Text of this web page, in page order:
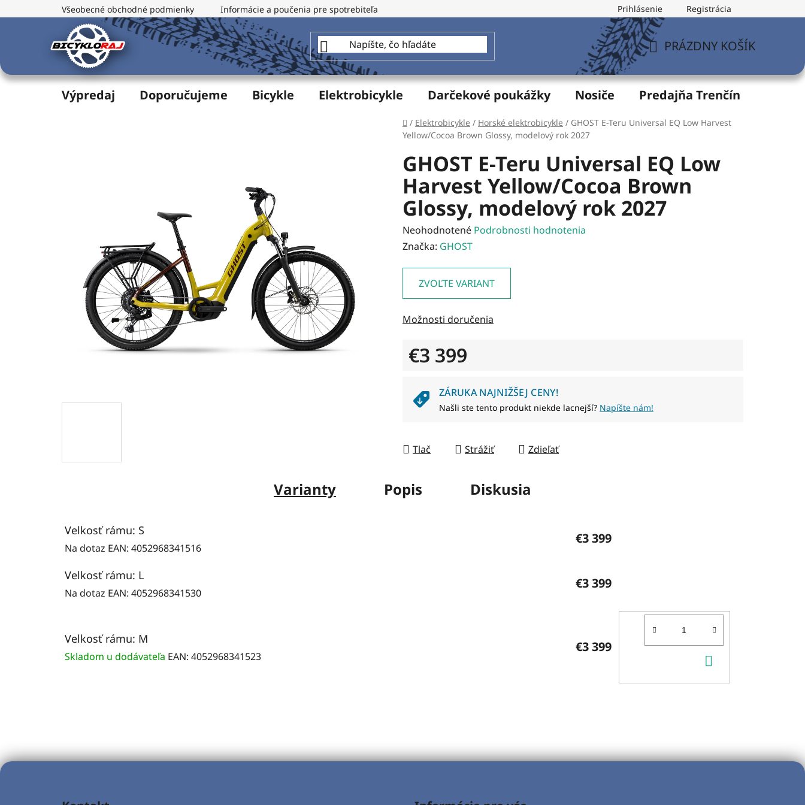
na
Všeobecné obchodné podmienky Informácie a poučenia pre spotrebiteľa Formulár na odstúpenie od zmluvy
Prihlásenie Registrácia
KOŠÍK
PRÁZDNY KOŠÍK
Výpredaj Doporučujeme Bicykle Elektrobicykle Darčekové poukážky Nosiče Predajňa Trenčín
Domov
/ Elektrobicykle / Horské elektrobicykle / GHOST E-Teru Universal EQ Low Harvest
Yellow/Cocoa Brown Glossy, modelový rok 2027
GHOST E-Teru Universal EQ Low
Harvest Yellow/Cocoa Brown
Glossy, modelový rok 2027
Priemerné
hodnotenie
5
Neohodnotené Podrobnosti hodnotenia
Značka: GHOST
ZVOĽTE VARIANT
Možnosti doručenia
€3 399
ZÁRUKA NAJNIŽŠEJ CENY!
Našli ste tento produkt niekde lacnejší? Napíšte nám!
Tlač Strážiť Zdieľať
Varianty Popis Diskusia
Velkosť rámu: S
Na dotaz EAN: 4052968341516
€3 399
Velkosť rámu: L
Na dotaz EAN: 4052968341530
€3 399
Velkosť rámu: M
Skladom u dodávateľa EAN: 4052968341523
€3 399
KOŠÍKA